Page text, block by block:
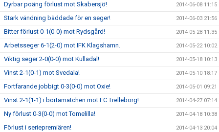
Dyrbar poäng förlust mot Skabersjö! 2014-06-08 11:15
Stark vändning bäddade för en seger! 2014-06-03 21:56
Bitter förlust 0-1(0-0) mot Rydsgård! 2014-05-28 11:35
Arbetsseger 6-1(2-0) mot IFK Klagshamn. 2014-05-22 10:02
Viktig seger 2-0(0-0) mot Kulladal! 2014-05-18 10:13
Vinst 2-1(0-1) mot Svedala! 2014-05-10 18:17
Fortfarande jobbigt 0-3(0-0) mot Oxie! 2014-05-01 09:21
Vinst 2-1(1-1) i bortamatchen mot FC Trelleborg! 2014-04-27 07:14
Ny förlust 0-3(0-0) mot Tomelilla! 2014-04-18 10:38
Förlust i seriepremiären! 2014-04-13 20:04